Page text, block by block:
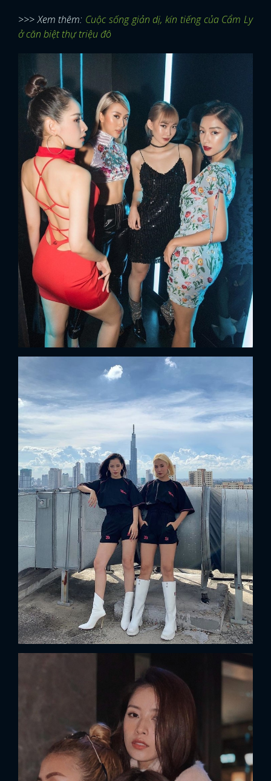
>>> Xem thêm: Cuộc sống giản dị, kín tiếng của Cẩm Ly
ở căn biệt thự triệu đô